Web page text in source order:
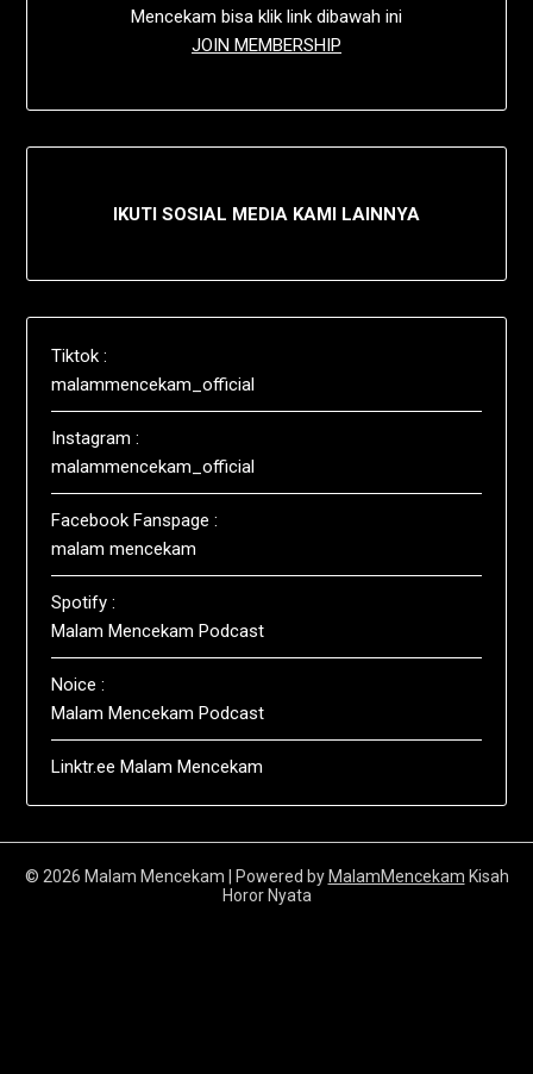
Mencekam bisa klik link dibawah ini
JOIN MEMBERSHIP
IKUTI SOSIAL MEDIA KAMI LAINNYA
Tiktok :
malammencekam_official
Instagram :
malammencekam_official
Facebook Fanspage :
malam mencekam
Spotify :
Malam Mencekam Podcast
Noice :
Malam Mencekam Podcast
Linktr.ee Malam Mencekam
© 2026 Malam Mencekam | Powered by MalamMencekam Kisah
Horor Nyata